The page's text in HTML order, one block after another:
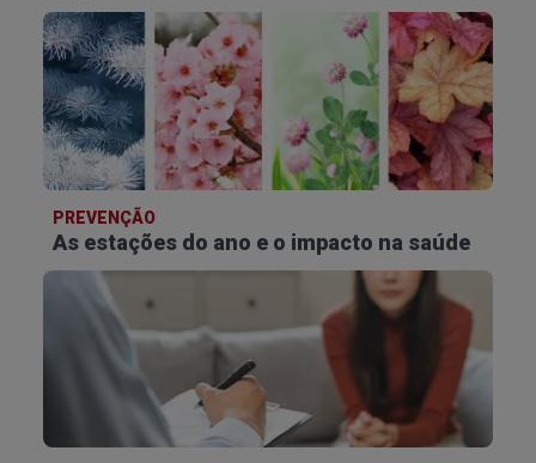
PREVENÇÃO
As estações do ano e o impacto na saúde